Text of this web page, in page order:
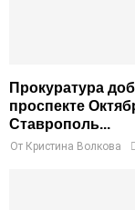
Прокуратура
проспекте
Ставрополь...
От Кристина Волкова